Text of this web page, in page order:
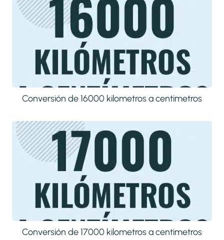
Conversión de 16000 kilometros a centimetros
Conversión de 17000 kilometros a centimetros